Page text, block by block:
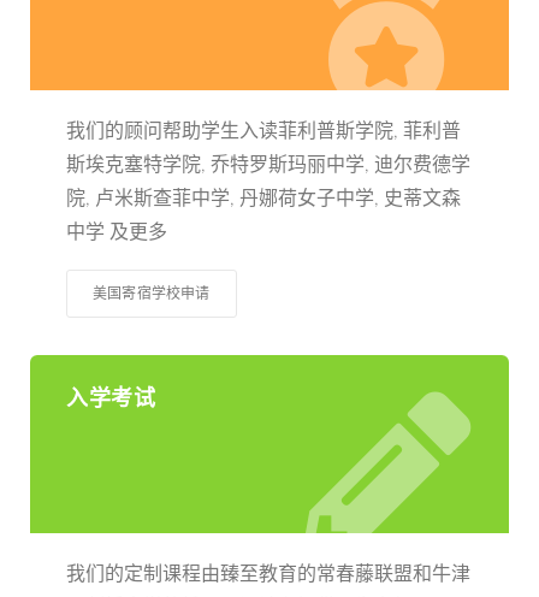
我们的顾问帮助学生入读菲利普斯学院, 菲利普
斯埃克塞特学院, 乔特罗斯玛丽中学, 迪尔费德学
院, 卢米斯查菲中学, 丹娜荷女子中学, 史蒂文森
中学 及更多
美国寄宿学校申请
入学考试
我们的定制课程由臻至教育的常春藤联盟和牛津